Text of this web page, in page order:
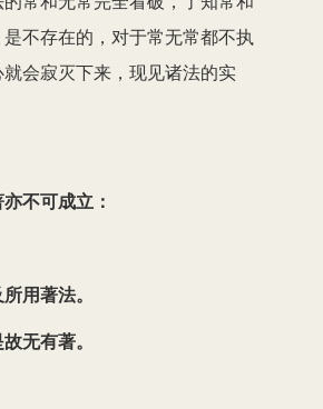
不存在的，对于常无常都不执
会寂灭下来，现见诸法的实
不可成立：
用著法。
无有著。